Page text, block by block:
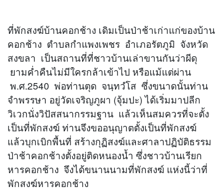
ที่พักสงฆ์บ้านคอกช้าง เดิมเป็นป่าช้าเก่าแก่ของบ้าน
คอกช้าง ตำบลกำแพงเพชร อำเภอรัตภูมิ จังหวัด
สงขลา เป็นสถานที่ที่ชาวบ้านเล่าขานกันว่าผีดุ
ยามค่ำคืนไม่มีใครกล้าเข้าไป หรือแม้แต่ผ่าน
พ.ศ.2540 พ่อท่านตุด จนฺทวํโส ซึ่งขนาดนั้นท่าน
จำพรรษา อยู่วัดเจริญภูผา (จุ้มปะ) ได้เริ่มมาปลีก
วิเวกนั่งวิปัสสนากรรมฐาน แล้วเห็นสมควรที่จะตั้ง
เป็นที่พักสงฆ์ ท่านจึงขออนุญาตตั้งเป็นที่พักสงฆ์
แล้วบุกเบิกพื้นที่ สร้างกุฏิสงฆ์และศาลาปฏิบัติธรรม
ป่าช้าคอกช้างตั้งอยู่ติดหนองน้ำ ซึ่งชาวบ้านเรียก
หารคอกช้าง จึงได้ขนานนามที่พักสงฆ์ แห่งนี้ว่าที่
พักสงฆ์หารคอกช้าง